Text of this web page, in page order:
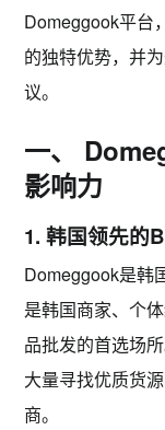
Domeggook平台
的独特优势，并
议。
一、
影响力
1. 韩国领先的
Domeggook是韩
是韩国商家、个
品批发的首选场
大量寻找优质货
商。